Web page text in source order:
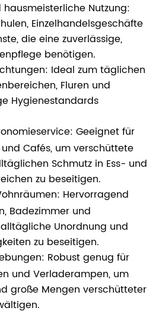
Nutzung:
Einzelhandelsgeschäfte
die eine zuverlässige,
benötigen.
Ideal zum täglichen
Fluren und
Hygienestandards
Geeignet für
Cafés, um verschüttete
Schmutz in Ess- und
zu beseitigen.
Hervorragend
Badezimmer und
Unordnung und
zu beseitigen.
Robust genug für
und Verladerampen, um
große Mengen verschütteter